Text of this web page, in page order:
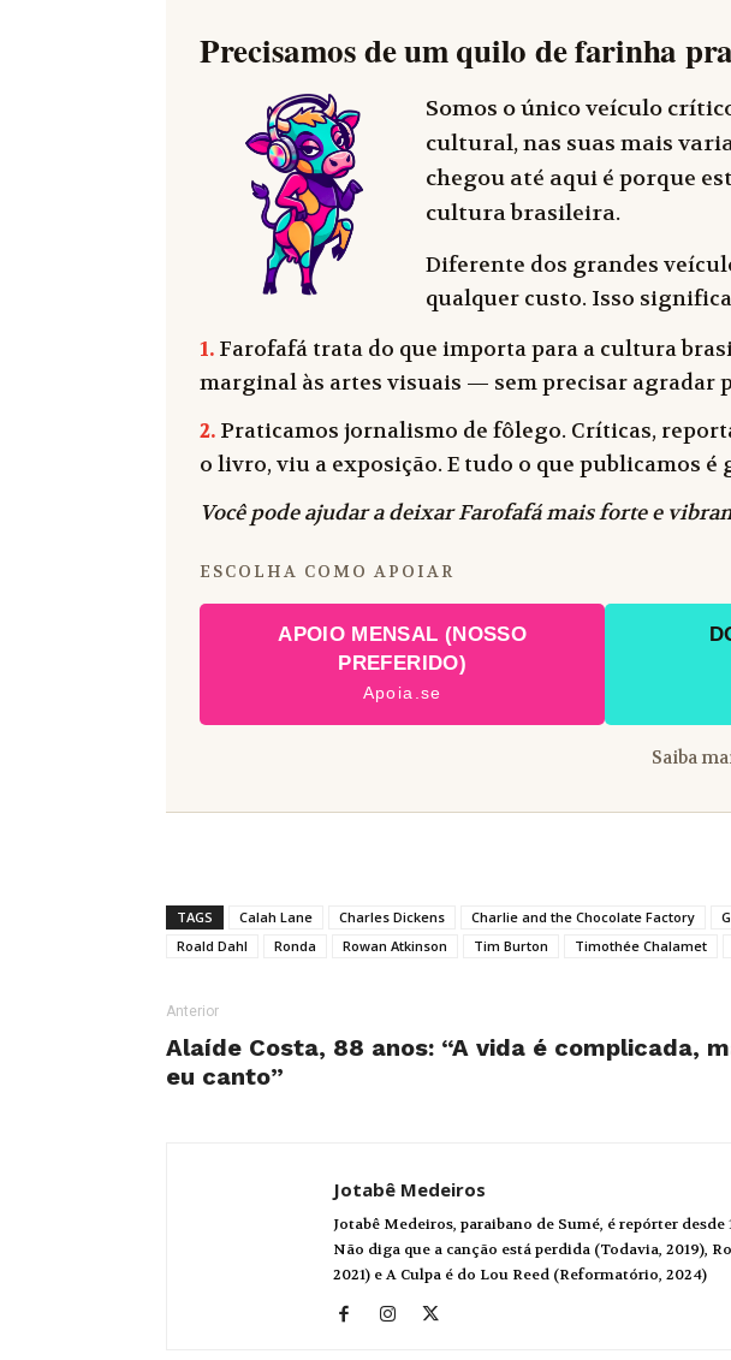
Precisamos de um quilo de farinha
Somos o único veículo
cultural, nas suas mais
chegou até aqui é porque
cultura brasileira.
Diferente dos grandes
qualquer custo. Isso
1. Farofafá trata do que importa para a cultura
marginal às artes visuais — sem precisar agradar
2. Praticamos jornalismo de fôlego. Críticas,
o livro, viu a exposição. E tudo o que publicamos
Você pode ajudar a deixar Farofafá mais forte e
ESCOLHA COMO APOIAR
APOIO MENSAL (NOSSO
PREFERIDO)
Apoia.se
Saiba
TAGS Calah Lane Charles Dickens Charlie and the Chocolate Factory
Roald Dahl
Ronda Rowan Atkinson Tim Burton Timothée Chalamet
Anterior
Alaíde Costa, 88 anos: “A vida é complicada,
eu canto”
Jotabê Medeiros
Jotabê Medeiros, paraibano de Sumé, é repórter
Não diga que a canção está perdida (Todavia, 2019),
2021) e A Culpa é do Lou Reed (Reformatório, 2024)